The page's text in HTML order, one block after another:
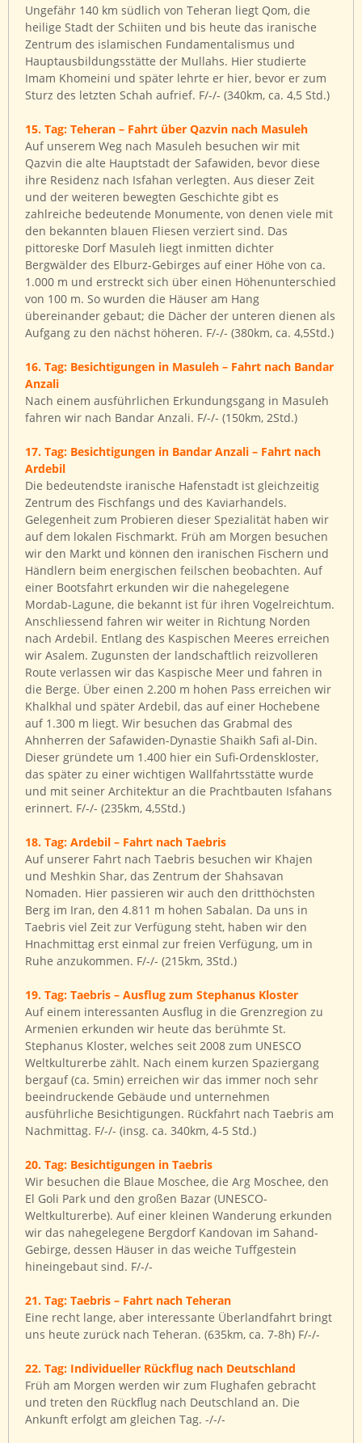
Ungefähr 140 km südlich von Teheran liegt Qom, die
heilige Stadt der Schiiten und bis heute das iranische
Zentrum des islamischen Fundamentalismus und
Hauptausbildungsstätte der Mullahs. Hier studierte
Imam Khomeini und später lehrte er hier, bevor er zum
Sturz des letzten Schah aufrief. F/-/- (340km, ca. 4,5 Std.)
15. Tag: Teheran – Fahrt über Qazvin nach Masuleh
Auf unserem Weg nach Masuleh besuchen wir mit
Qazvin die alte Hauptstadt der Safawiden, bevor diese
ihre Residenz nach Isfahan verlegten. Aus dieser Zeit
und der weiteren bewegten Geschichte gibt es
zahlreiche bedeutende Monumente, von denen viele mit
den bekannten blauen Fliesen verziert sind. Das
pittoreske Dorf Masuleh liegt inmitten dichter
Bergwälder des Elburz-Gebirges auf einer Höhe von ca.
1.000 m und erstreckt sich über einen Höhenunterschied
von 100 m. So wurden die Häuser am Hang
übereinander gebaut; die Dächer der unteren dienen als
Aufgang zu den nächst höheren. F/-/- (380km, ca. 4,5Std.)
16. Tag: Besichtigungen in Masuleh – Fahrt nach Bandar
Anzali
Nach einem ausführlichen Erkundungsgang in Masuleh
fahren wir nach Bandar Anzali. F/-/- (150km, 2Std.)
17. Tag: Besichtigungen in Bandar Anzali – Fahrt nach
Ardebil
Die bedeutendste iranische Hafenstadt ist gleichzeitig
Zentrum des Fischfangs und des Kaviarhandels.
Gelegenheit zum Probieren dieser Spezialität haben wir
auf dem lokalen Fischmarkt. Früh am Morgen besuchen
wir den Markt und können den iranischen Fischern und
Händlern beim energischen feilschen beobachten. Auf
einer Bootsfahrt erkunden wir die nahegelegene
Mordab-Lagune, die bekannt ist für ihren Vogelreichtum.
Anschliessend fahren wir weiter in Richtung Norden
nach Ardebil. Entlang des Kaspischen Meeres erreichen
wir Asalem. Zugunsten der landschaftlich reizvolleren
Route verlassen wir das Kaspische Meer und fahren in
die Berge. Über einen 2.200 m hohen Pass erreichen wir
Khalkhal und später Ardebil, das auf einer Hochebene
auf 1.300 m liegt. Wir besuchen das Grabmal des
Ahnherren der Safawiden-Dynastie Shaikh Safi al-Din.
Dieser gründete um 1.400 hier ein Sufi-Ordenskloster,
das später zu einer wichtigen Wallfahrtsstätte wurde
und mit seiner Architektur an die Prachtbauten Isfahans
erinnert. F/-/- (235km, 4,5Std.)
18. Tag: Ardebil – Fahrt nach Taebris
Auf unserer Fahrt nach Taebris besuchen wir Khajen
und Meshkin Shar, das Zentrum der Shahsavan
Nomaden. Hier passieren wir auch den dritthöchsten
Berg im Iran, den 4.811 m hohen Sabalan. Da uns in
Taebris viel Zeit zur Verfügung steht, haben wir den
Hnachmittag erst einmal zur freien Verfügung, um in
Ruhe anzukommen. F/-/- (215km, 3Std.)
19. Tag: Taebris – Ausflug zum Stephanus Kloster
Auf einem interessanten Ausflug in die Grenzregion zu
Armenien erkunden wir heute das berühmte St.
Stephanus Kloster, welches seit 2008 zum UNESCO
Weltkulturerbe zählt. Nach einem kurzen Spaziergang
bergauf (ca. 5min) erreichen wir das immer noch sehr
beeindruckende Gebäude und unternehmen
ausführliche Besichtigungen. Rückfahrt nach Taebris am
Nachmittag. F/-/- (insg. ca. 340km, 4-5 Std.)
20. Tag: Besichtigungen in Taebris
Wir besuchen die Blaue Moschee, die Arg Moschee, den
El Goli Park und den großen Bazar (UNESCO-
Weltkulturerbe). Auf einer kleinen Wanderung erkunden
wir das nahegelegene Bergdorf Kandovan im Sahand-
Gebirge, dessen Häuser in das weiche Tuffgestein
hineingebaut sind. F/-/-
21. Tag: Taebris – Fahrt nach Teheran
Eine recht lange, aber interessante Überlandfahrt bringt
uns heute zurück nach Teheran. (635km, ca. 7-8h) F/-/-
22. Tag: Individueller Rückflug nach Deutschland
Früh am Morgen werden wir zum Flughafen gebracht
und treten den Rückflug nach Deutschland an. Die
Ankunft erfolgt am gleichen Tag. -/-/-